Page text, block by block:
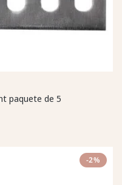
paquete de 5
-2%